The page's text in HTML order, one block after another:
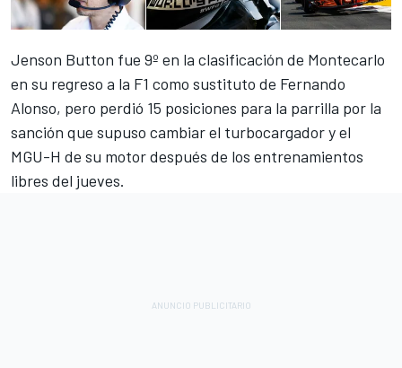
Jenson Button fue 9º en la clasificación de Montecarlo
en su regreso a la F1 como sustituto de Fernando
Alonso, pero perdió 15 posiciones para la parrilla por la
sanción que supuso cambiar el turbocargador y el
MGU-H de su motor después de los entrenamientos
libres del jueves.